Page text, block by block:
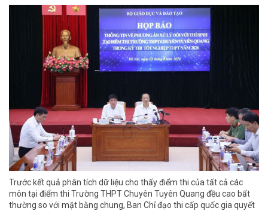
Trước kết quả phân tích dữ liệu cho thấy điểm thi của tất cả các
môn tại điểm thi Trường THPT Chuyên Tuyên Quang đều cao bất
thường so với mặt bằng chung, Ban Chỉ đạo thi cấp quốc gia quyết